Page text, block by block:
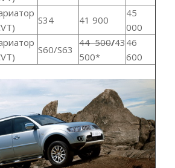
S34 41 900
45
000
S60/S63
44 500/43
500*
46
600